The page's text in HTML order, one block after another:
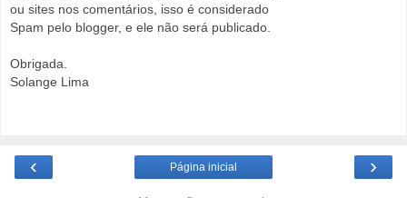
ou sites nos comentários, isso é considerado
Spam pelo blogger, e ele não será publicado.
Obrigada.
Solange Lima
‹ ›
Página inicial